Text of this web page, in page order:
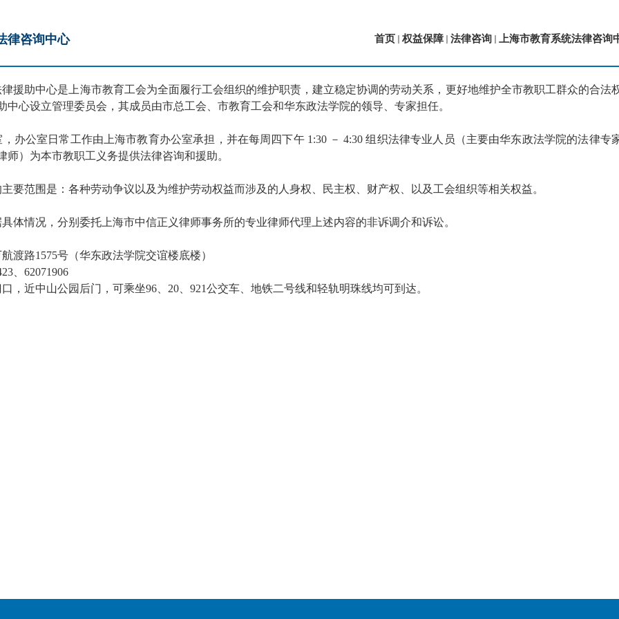
律咨询中心 首页 权益保障 法律咨询 上海市教育系统法律咨询
援助中心是上海市教育工会为全面履行工会组织的维护职责，建立稳定协调的劳动关系，更好地维护全市教职工群众的合法
中心设立管理委员会，其成员由市总工会、市教育工会和华东政法学院的领导、专家担任。
办公室日常工作由上海市教育办公室承担，并在每周四下午 1:30 － 4:30 组织法律专业人员（主要由华东政法学院的法律专
师）为本市教职工义务提供法律咨询和援助。
要范围是：各种劳动争议以及为维护劳动权益而涉及的人身权、民主权、财产权、以及工会组织等相关权益。
体情况，分别委托上海市中信正义律师事务所的专业律师代理上述内容的非诉调介和诉讼。
渡路1575号（华东政法学院交谊楼底楼）
、62071906
，近中山公园后门，可乘坐96、20、921公交车、地铁二号线和轻轨明珠线均可到达。